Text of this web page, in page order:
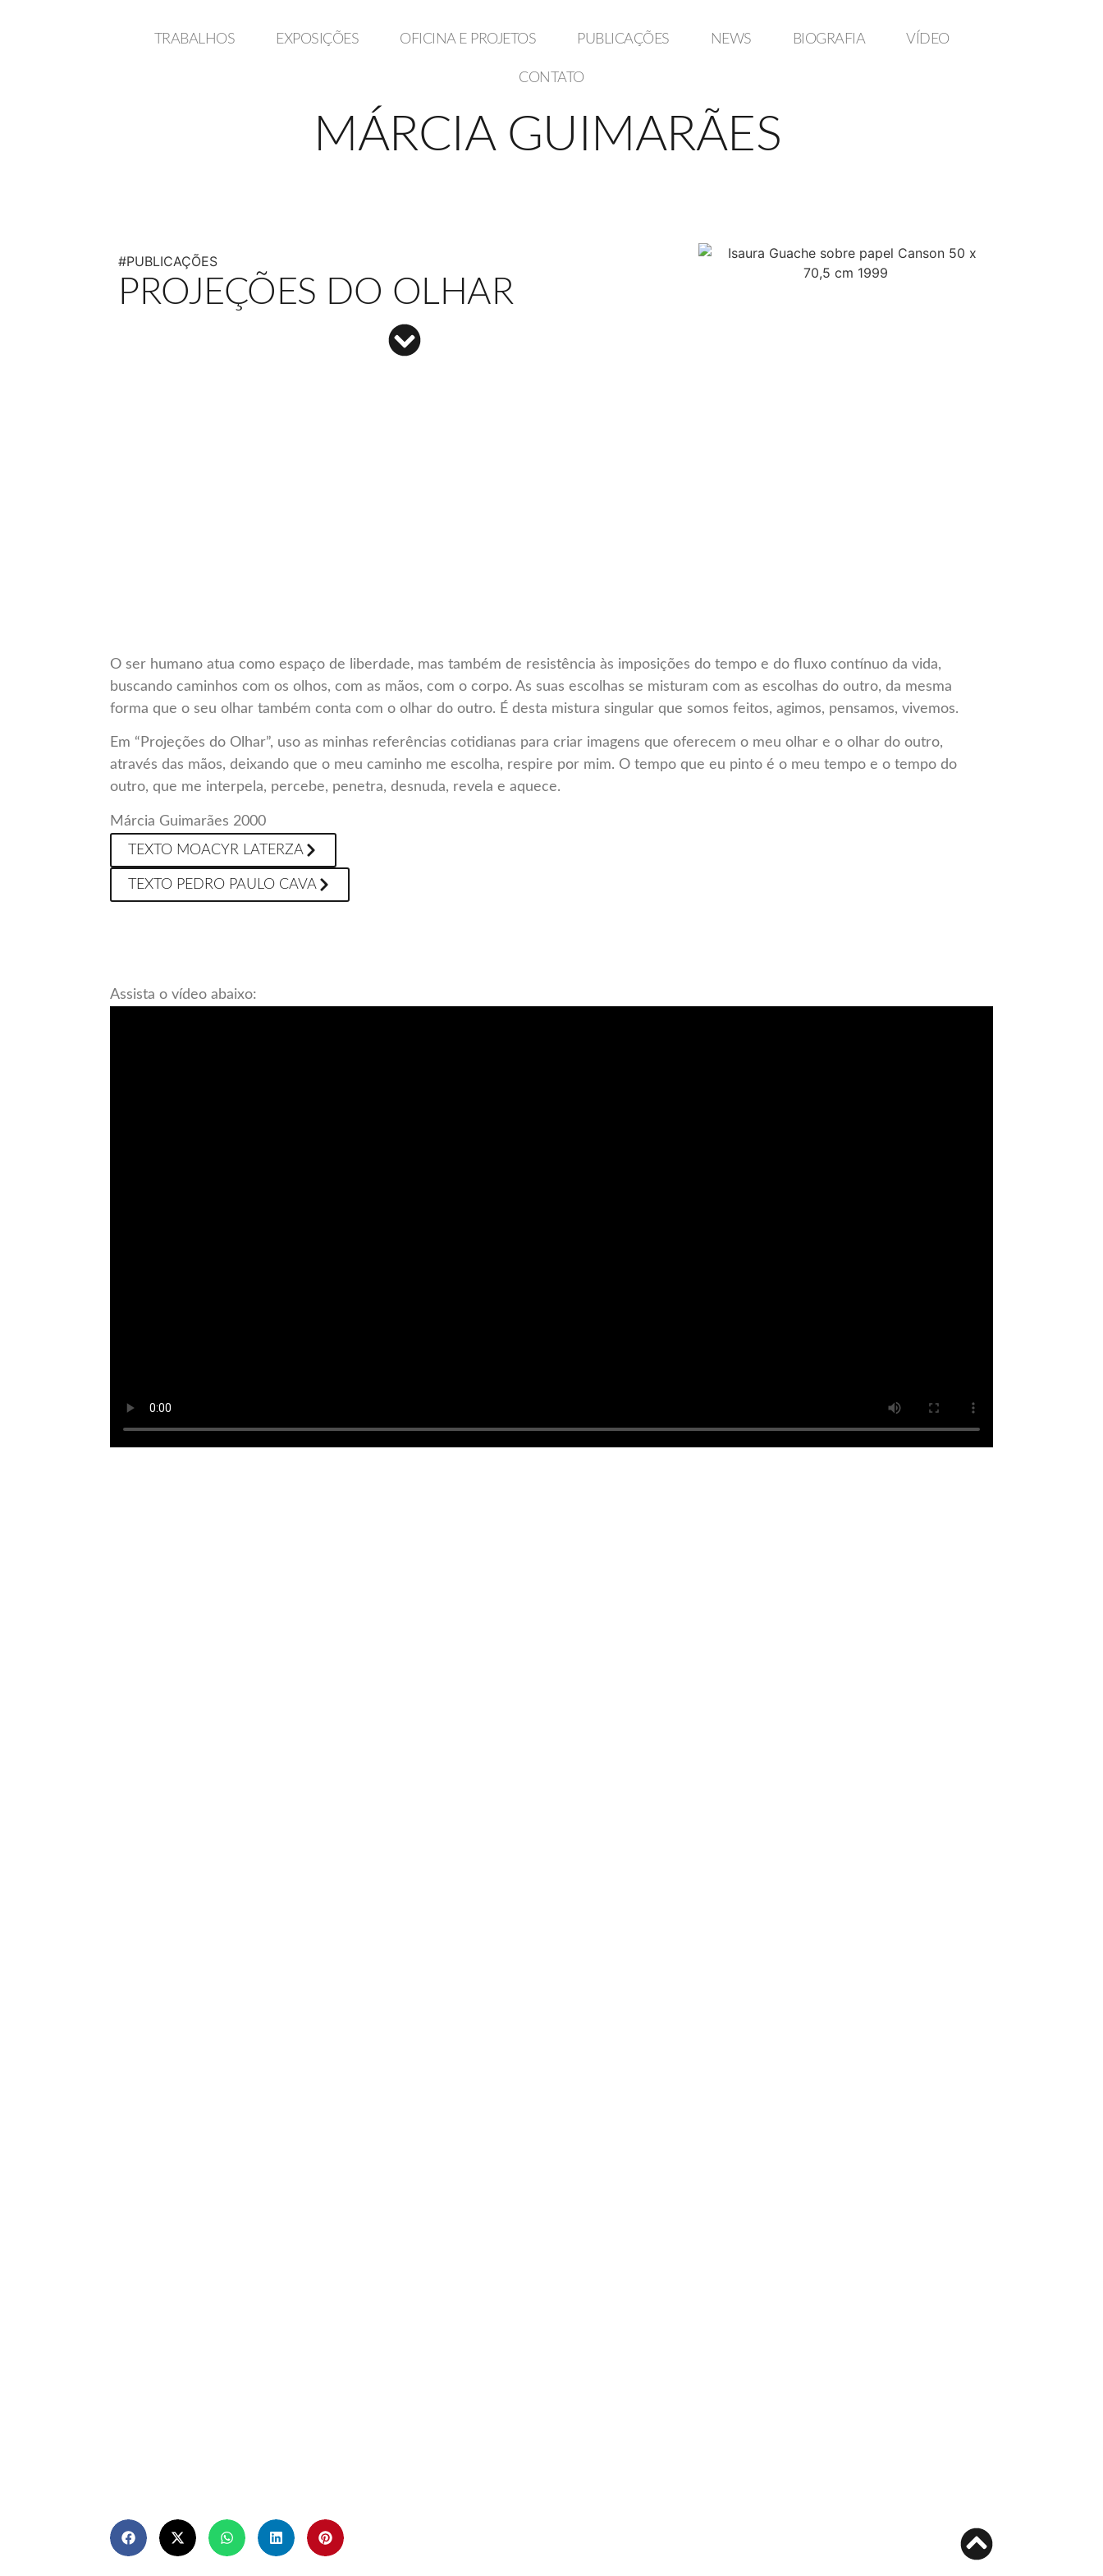
TRABALHOS EXPOSIÇÕES OFICINA E PROJETOS PUBLICAÇÕES NEWS BIOGRAFIA VÍDEO
CONTATO
MÁRCIA GUIMARÃES
#PUBLICAÇÕES
PROJEÇÕES DO OLHAR
O ser humano atua como espaço de liberdade, mas também de resistência às imposições do tempo e do fluxo contínuo da vida,
buscando caminhos com os olhos, com as mãos, com o corpo. As suas escolhas se misturam com as escolhas do outro, da mesma
forma que o seu olhar também conta com o olhar do outro. É desta mistura singular que somos feitos, agimos, pensamos, vivemos.
Em “Projeções do Olhar”, uso as minhas referências cotidianas para criar imagens que oferecem o meu olhar e o olhar do outro,
através das mãos, deixando que o meu caminho me escolha, respire por mim. O tempo que eu pinto é o meu tempo e o tempo do
outro, que me interpela, percebe, penetra, desnuda, revela e aquece.
Márcia Guimarães 2000
TEXTO MOACYR LATERZA
TEXTO PEDRO PAULO CAVA
Assista o vídeo abaixo: